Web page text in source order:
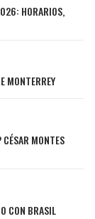
HORARIOS,
MONTERREY
MONTES
CON BRASIL